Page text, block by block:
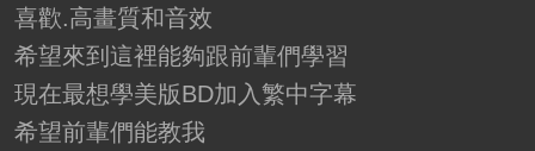
喜歡.高畫質和音效
希望來到這裡能夠跟前輩們學習
現在最想學美版BD加入繁中字幕
希望前輩們能教我